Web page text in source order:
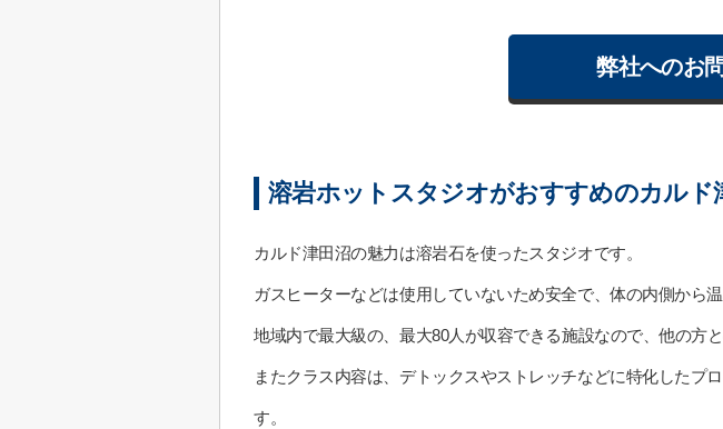
弊社へのお
溶岩ホットスタジオがおすすめのカルド
カルド津田沼の魅力は溶岩石を使ったスタジオです。
ガスヒーターなどは使用していないため安全で、体の内側から温
地域内で最大級の、最大80人が収容できる施設なので、他の方
またクラス内容は、デトックスやストレッチなどに特化したプ
す。